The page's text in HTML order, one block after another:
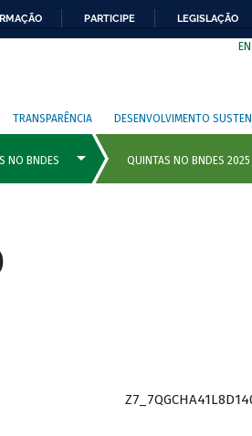
PARTICIPE LEGISLAÇÃO
TRANSPARÊNCIA DESENVOLVIMENTO